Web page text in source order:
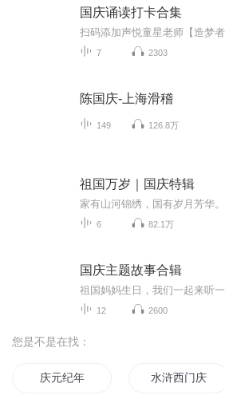
国庆诵读打卡合集
7 2303
陈国庆-上海滑稽
149 126.8万
祖国万岁｜国庆特辑
6 82.1万
国庆主题故事合辑
12 2600
您是不是在找：
庆元纪年 水浒西门庆